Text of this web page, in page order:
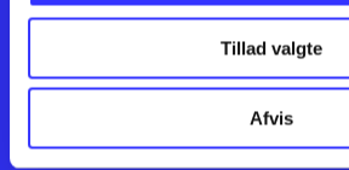
Tillad valgte
Afvis
Kontakt os
English
Film
Musik
Noder